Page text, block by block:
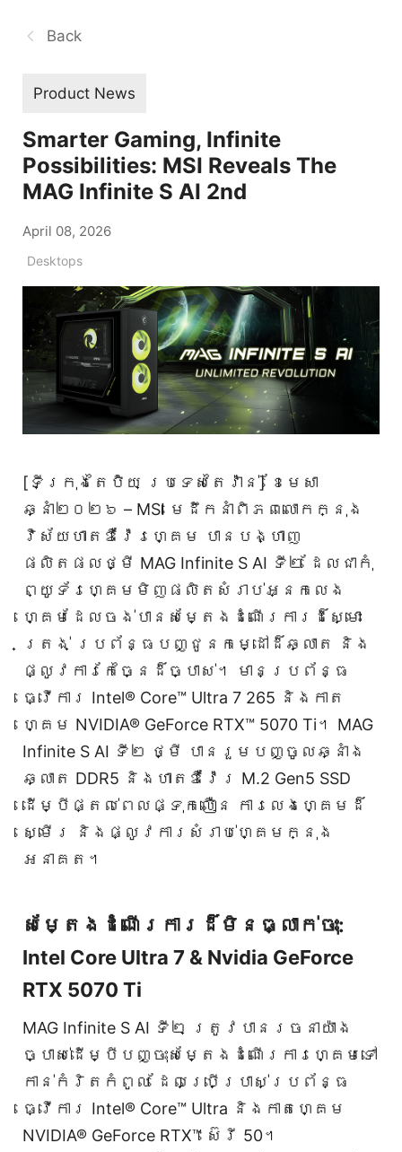
Back
Product News
Smarter Gaming, Infinite
Possibilities: MSI Reveals The
MAG Infinite S AI 2nd
April 08, 2026
Desktops
[ទីក្រុងតៃប៉ិយ ប្រទេសតៃវ៉ាន់] ខែមេសា
ឆ្នាំ២០២៦ – MSI មេដឹកនាំពិភពលោកក្នុង
វិស័យហាតឌឺវ៉ែរហ្គេម បានបង្ហាញ
ផលិតផលថ្មី MAG Infinite S AI ទី២ ដែលជាកុំ
ព្យូទ័រហ្គេមមិញផលិតសំរាប់អ្នកលេង
ហ្គេមដែលចង់បានសម្តែងដំណើរការដ៏ស្មោះ
ត្រង់ ប្រព័ន្ធបញ្ជូនកម្ដៅដ៏ឆ្លាត និង
ផ្លូវការកែច្នៃដ៏ច្បាស់។ មានប្រព័ន្ធ
ធ្វើការ Intel® Core™ Ultra 7 265 និងកាត
ហ្គេម NVIDIA® GeForce RTX™ 5070 Ti។ MAG
Infinite S AI ទី២ ថ្មី បានរួមបញ្ចូលឆ្នាំង
ឆ្លាត DDR5 និងហាតឌឺវ៉ែរ M.2 Gen5 SSD
ដើម្បីផ្តល់ពេលផ្ទុកលឿន ការលេងហ្គេមដ៏
ស្មើរ និងផ្លូវការសំរាប់ហ្គេមក្នុង
អនាគត។
សម្តែងដំណើរការដ៏មិនធ្លាក់ចុះ:
Intel Core Ultra 7 & Nvidia GeForce
RTX 5070 Ti
MAG Infinite S AI ទី២ ត្រូវបានរចនាយ៉ាង
ច្បាស់ដើម្បីបញ្ចុះសម្តែងដំណើរការហ្គេមទៅ
កាន់កំរិតកំពូល ដែលប្រើប្រាស់ប្រព័ន្ធ
ធ្វើការ Intel® Core™ Ultra និងកាតហ្គេម
NVIDIA® GeForce RTX™ ស៊េរី 50។